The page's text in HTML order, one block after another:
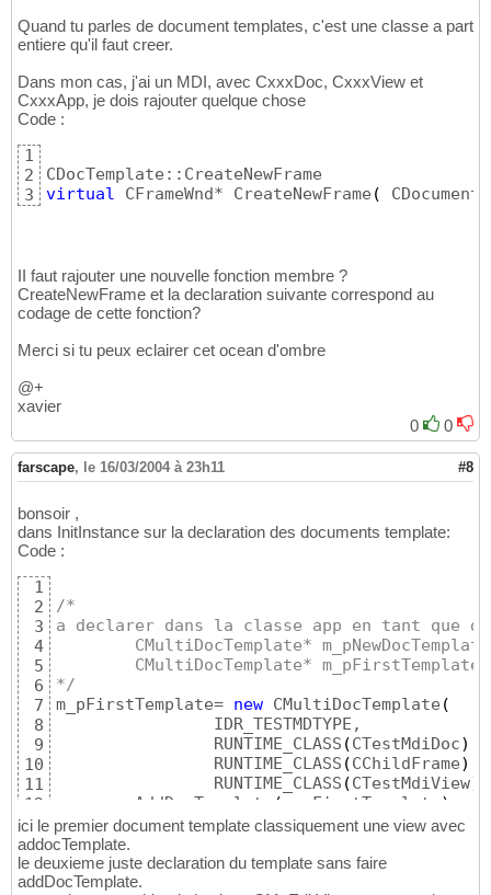
Quand tu parles de document templates, c'est une classe a part
entiere qu'il faut creer.
Dans mon cas, j'ai un MDI, avec CxxxDoc, CxxxView et
CxxxApp, je dois rajouter quelque chose
Code :
1
2
3
virtual CFrameWnd* CreateNewFrame (
II faut rajouter une nouvelle fonction membre ?
CreateNewFrame et la declaration suivante correspond au
codage de cette fonction?
Merci si tu peux eclairer cet ocean d'ombre
@+
xavier
0
0
farscape, le 16/03/2004 à 23h11 #8
bonsoir ,
dans InitInstance sur la declaration des documents template:
Code :
1
2
3
4
5
6
7
8
9
10
11
12
13
14
15
16
/*
a declarer dans la classe app en tant que
CMultiDocTemplate*
	CMultiDocTemplate* m_pFirstTemplate;
*/
m_pFirstTemplate= new CMultiDocTemplate (
		RUNTIME_CLASS
(CTestMdiDoc)
		RUNTIME_CLASS
(CChildFrame)
		RUNTIME_CLASS
(CTestMdiView)
	AddDocTemplate
( m_pFirstTemplate )
		IDR_TESTMDTYPE,
ici le premier document template classiquement une view avec
addocTemplate.
le deuxieme juste declaration du template sans faire
addDocTemplate.